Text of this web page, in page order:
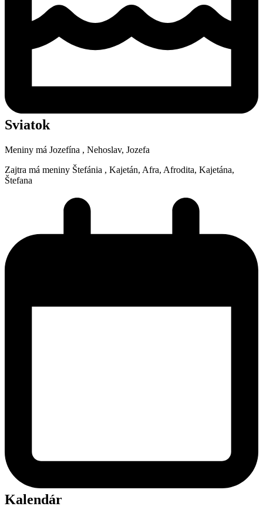
Sviatok
Meniny má Jozefína , Nehoslav, Jozefa
Zajtra má meniny Štefánia , Kajetán, Afra, Afrodita, Kajetána,
Štefana
Kalendár